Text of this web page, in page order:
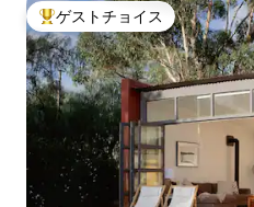
大好評のゲストチョイスです。
ゲストチョイス